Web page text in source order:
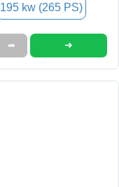
195 kw (265 PS)
➦ ➜